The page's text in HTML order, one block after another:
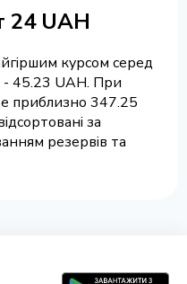
24 UAH
курсом серед
- 45.23 UAH. При
приблизно 347.25
за
резервів та